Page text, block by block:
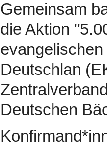
Gemeinsam
die Aktion
Deutschlan
Deutschen